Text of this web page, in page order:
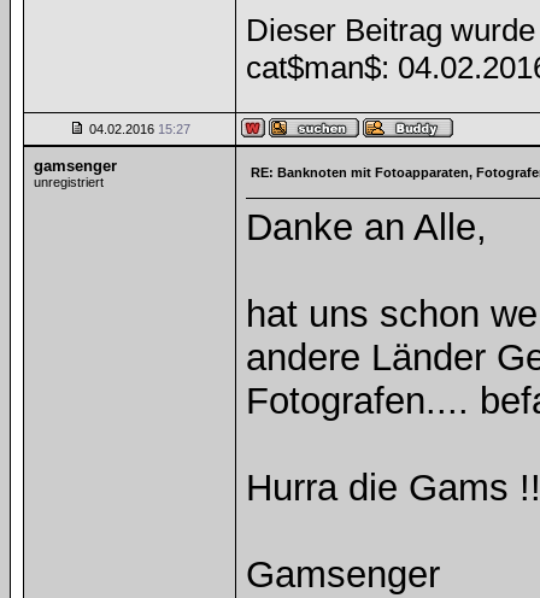
Dieser Beitrag
cat$man$:
04.02.2016 15:27
gamsenger
unregistriert
RE: Banknoten mit Fotoapparaten,
Danke an Alle,
hat uns schon
andere Länder
Fotografen....
Hurra die Gams
Gamsenger